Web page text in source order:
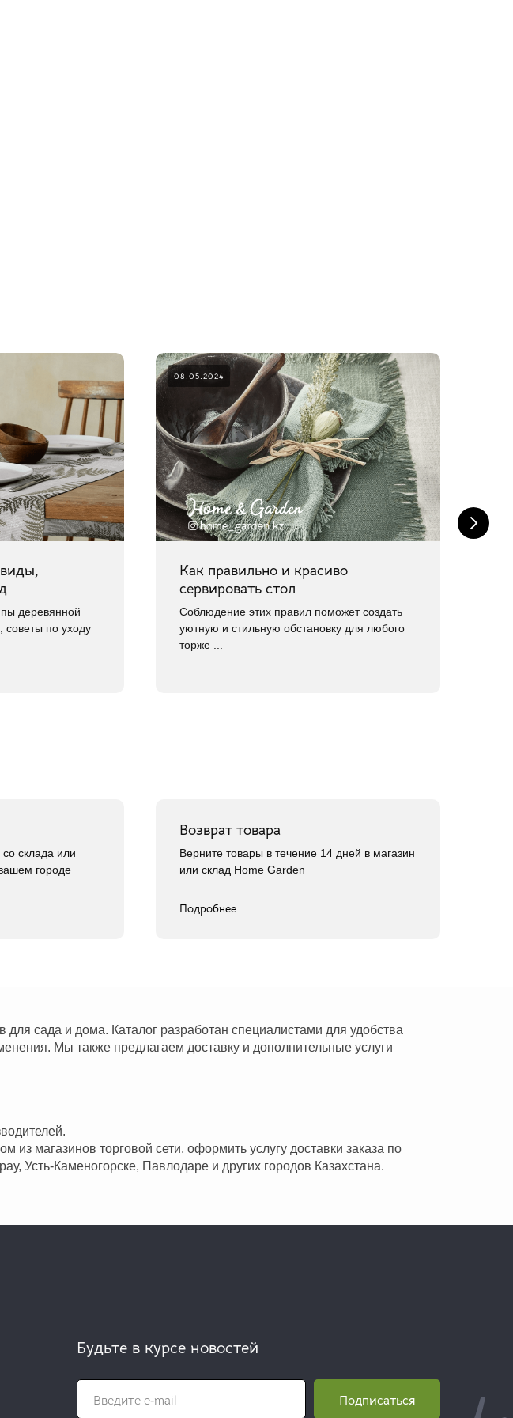
деревянной
по уходу
08.05.2024
Как правильно и красиво
сервировать стол
Соблюдение этих правил поможет создать
уютную и стильную обстановку для любого
торже ...
склада или
городе
Возврат товара
Верните товары в течение 14 дней в магазин
или склад Home Garden
Подробнее
сада и дома. Каталог разработан специалистами для удобства
Мы также предлагаем доставку и дополнительные услуги
магазинов торговой сети, оформить услугу доставки заказа по
Усть-Каменогорске, Павлодаре и других городов Казахстана.
Подписаться
Будьте в курсе новостей